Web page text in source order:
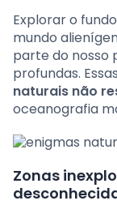
Explorar o
mundo
parte do nosso
profundas.
naturais não
oceanografia
Zonas